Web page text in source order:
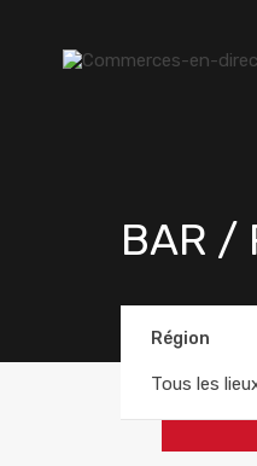
BAR /
Région
Tous les